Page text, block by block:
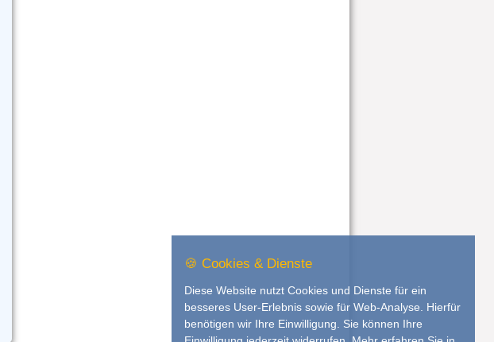
🍪 Cookies & Dienste
Diese Website nutzt Cookies und Dienste für ein
besseres User-Erlebnis sowie für Web-Analyse. Hierfür
benötigen wir Ihre Einwilligung. Sie können Ihre